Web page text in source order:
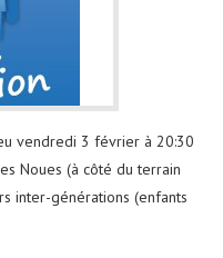
vendredi 3 février à 20:30
Noues (à côté du terrain
inter-générations (enfants